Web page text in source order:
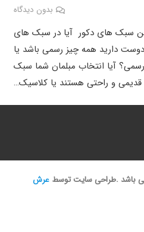
بدون دیدگاه
سبک های دکور آیا در سبک های
دارید همه چیز رسمی باشد یا
آیا انتخاب مبلمان شما سبک
قدیمی و راحتی هستند یا کلاسیک…
باشد .طراحی سایت توسطعرش